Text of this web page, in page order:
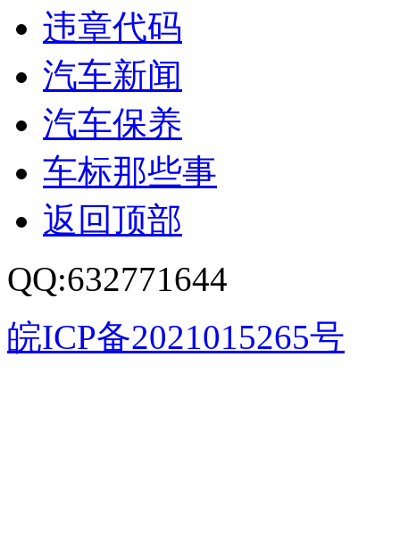
违章代码
汽车新闻
汽车保养
车标那些事
返回顶部
QQ:632771644
皖ICP备2021015265号